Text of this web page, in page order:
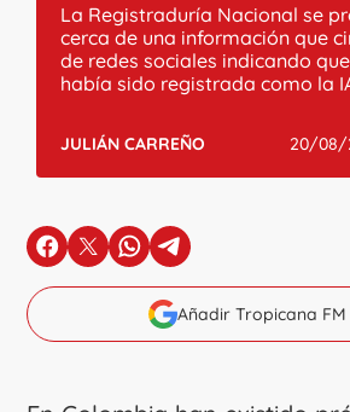
La Registraduría Nacional se
cerca de una información que
de redes sociales indicando
había sido registrada como la
JULIÁN CARREÑO 20/08/
en Facebook
en Xen Whatsapp
en Telegram
Añadir Tropicana